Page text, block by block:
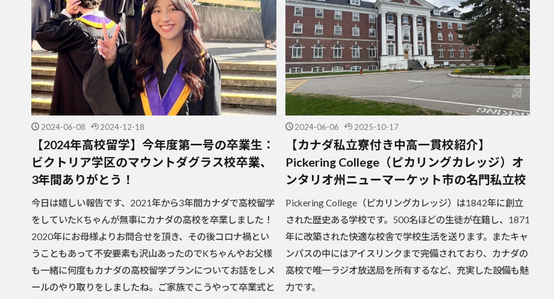
2024-06-08 2024-12-18
【2024年高校留学】今年度第一号の卒業生：
ビクトリア学区のマウントダグラス校卒業、
3年間ありがとう！
今日は嬉しい報告です、2021年から3年間カナダで高校留学
をしていたKちゃんが無事にカナダの高校を卒業しました！
2020年にお母様よりお問合せを頂き、その後コロナ禍とい
うこともあって不安要素も沢山あったのでKちゃんやお父様
も一緒に何度もカナダの高校留学プランについてお話をしメ
ールのやり取りをしましたね。ご家族でこうやって卒業式と
2024-06-06 2025-10-17
【カナダ私立寮付き中高一貫校紹介】
Pickering College（ピカリングカレッジ）オ
ンタリオ州ニューマーケット市の名門私立校
Pickering College（ピカリングカレッジ）は1842年に創立
された歴史ある学校です。500名ほどの生徒が在籍し、1871
年に改築された快適な校舎で学校生活を送ります。またキャ
ンパスの中にはアイスリンクまで完備されており、カナダの
高校で唯一ラジオ放送局を所有するなど、充実した設備も魅
力です。